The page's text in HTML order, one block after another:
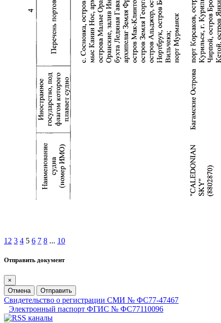
1 2 3 4 5 6 7 8 ... 10
Отправить документ
×
Отмена
Отправить
Свидетельство о регистрации СМИ № ФС77-47467
Электронный паспорт ФГИС № ФС77110096